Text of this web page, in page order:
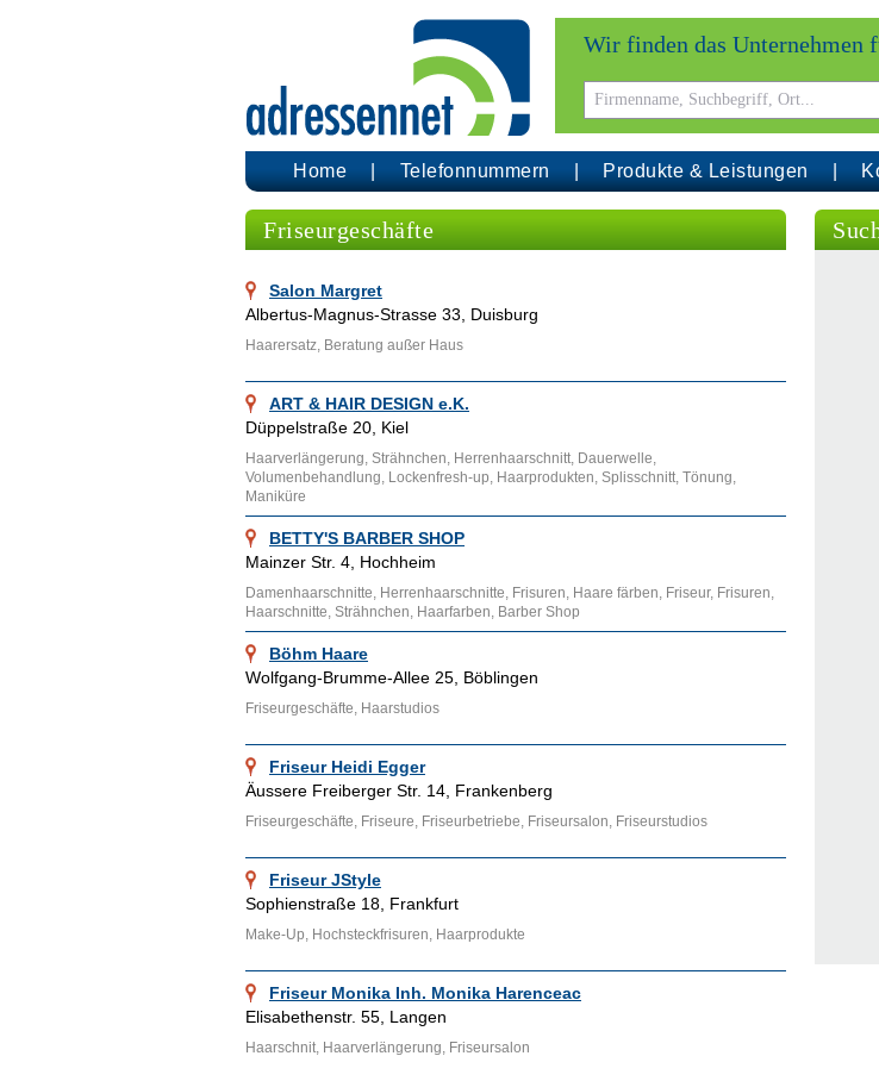
Wir finden das Unternehmen
Home Telefonnummern Produkte & Leistungen
Friseurgeschäfte
Salon Margret
Albertus-Magnus-Strasse 33, Duisburg
Haarersatz, Beratung außer Haus
ART & HAIR DESIGN e.K.
Düppelstraße 20, Kiel
Haarverlängerung, Strähnchen, Herrenhaarschnitt, Dauerwelle,
Volumenbehandlung, Lockenfresh-up, Haarprodukten, Splisschnitt, Tönung,
Maniküre
BETTY'S BARBER SHOP
Mainzer Str. 4, Hochheim
Damenhaarschnitte, Herrenhaarschnitte, Frisuren, Haare färben, Friseur, Frisuren,
Haarschnitte, Strähnchen, Haarfarben, Barber Shop
Böhm Haare
Wolfgang-Brumme-Allee 25, Böblingen
Friseurgeschäfte, Haarstudios
Friseur Heidi Egger
Äussere Freiberger Str. 14, Frankenberg
Friseurgeschäfte, Friseure, Friseurbetriebe, Friseursalon, Friseurstudios
Friseur JStyle
Sophienstraße 18, Frankfurt
Make-Up, Hochsteckfrisuren, Haarprodukte
Friseur Monika Inh. Monika Harenceac
Elisabethenstr. 55, Langen
Haarschnit, Haarverlängerung, Friseursalon